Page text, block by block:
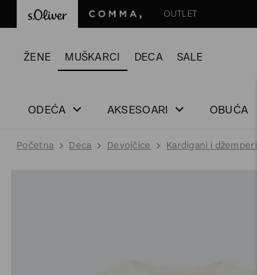
OUTLET
ŽENE MUŠKARCI DECA SALE
ODEĆA AKSESOARI OBUĆA
Početna Deca Devojčice Kardigani i džemperi